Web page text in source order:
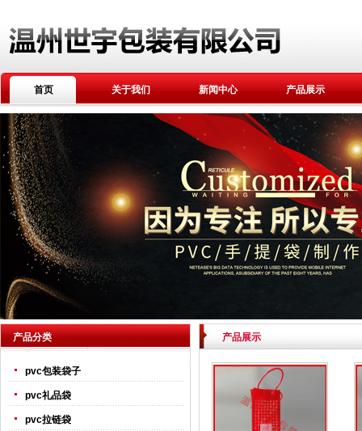
首页 关于我们 新闻中心 产品展示
产品分类
pvc包装袋子
pvc礼品袋
pvc拉链袋
产品展示